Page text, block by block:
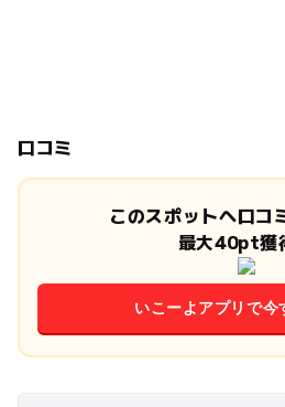
口コミ
このスポットへ口コ
最大40pt獲
いこーよアプリで今